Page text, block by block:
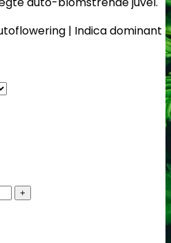
| Indica dominant